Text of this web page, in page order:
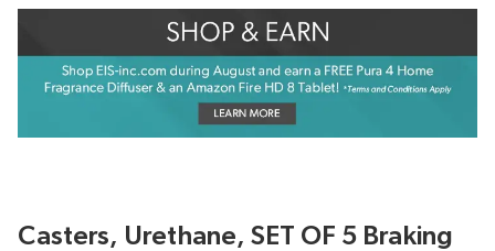
Casters, Urethane, SET OF 5 Braking